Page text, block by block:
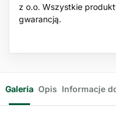
z o.o. Wszystkie
gwarancją.
Galeria Opis Informacje